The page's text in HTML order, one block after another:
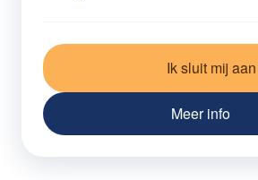
Ik sluit mij aan
Meer info